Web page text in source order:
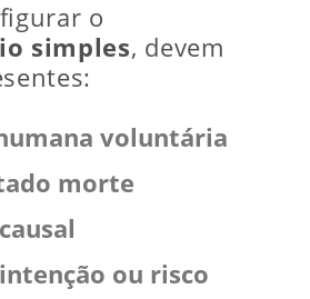
o
simples, devem
voluntária
morte
ou risco